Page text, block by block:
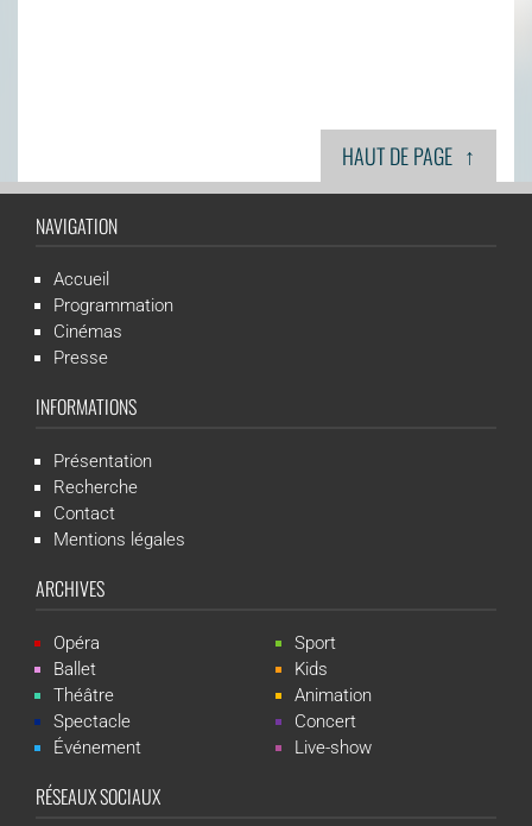
HAUT DE PAGE ↑
NAVIGATION
Accueil
Programmation
Cinémas
Presse
INFORMATIONS
Présentation
Recherche
Contact
Mentions légales
ARCHIVES
Opéra
Ballet
Théâtre
Spectacle
Événement
Sport
Kids
Animation
Concert
Live-show
RÉSEAUX SOCIAUX